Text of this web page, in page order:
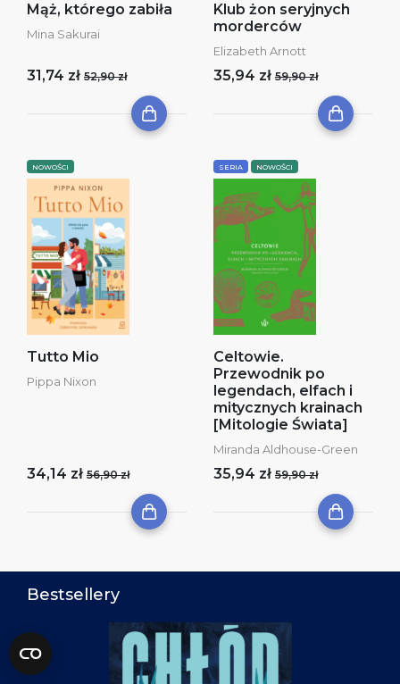
Mąż, którego zabiła
Mina Sakurai
31,74 zł 52,90 zł
Klub żon seryjnych
morderców
Elizabeth Arnott
35,94 zł 59,90 zł
NOWOŚCI
Tutto Mio
Pippa Nixon
34,14 zł 56,90 zł
SERIA NOWOŚCI
Celtowie.
Przewodnik po
legendach, elfach i
mitycznych krainach
[Mitologie Świata]
Miranda Aldhouse-Green
35,94 zł 59,90 zł
Bestsellery